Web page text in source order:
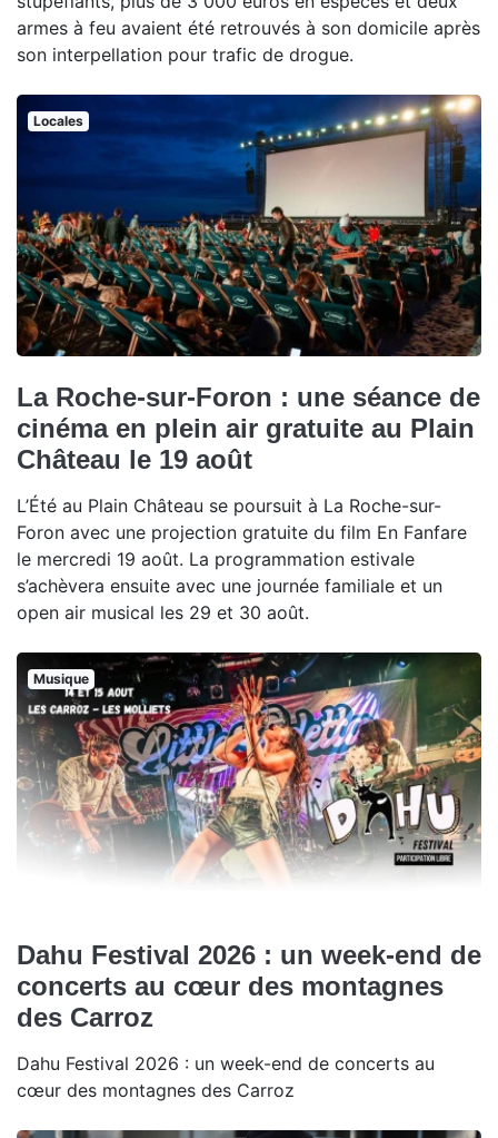
armes à feu avaient été retrouvés à son domicile après
son interpellation pour trafic de drogue.
Locales
La Roche-sur-Foron : une séance de
cinéma en plein air gratuite au Plain
Château le 19 août
L’Été au Plain Château se poursuit à La Roche-sur-
Foron avec une projection gratuite du film En Fanfare
le mercredi 19 août. La programmation estivale
s’achèvera ensuite avec une journée familiale et un
open air musical les 29 et 30 août.
Musique
Dahu Festival 2026 : un week-end de
concerts au cœur des montagnes
des Carroz
Dahu Festival 2026 : un week-end de concerts au
cœur des montagnes des Carroz